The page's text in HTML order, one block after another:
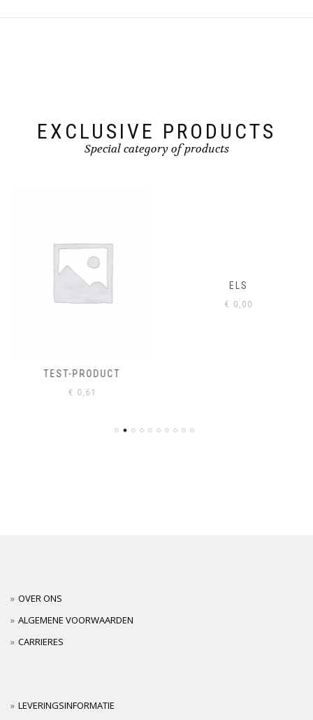
EXCLUSIVE PRODUCTS
Special category of products
TEST-PRODUCT
€0,61
ELS
€0,00
OVER ONS
ALGEMENE VOORWAARDEN
CARRIERES
LEVERINGSINFORMATIE